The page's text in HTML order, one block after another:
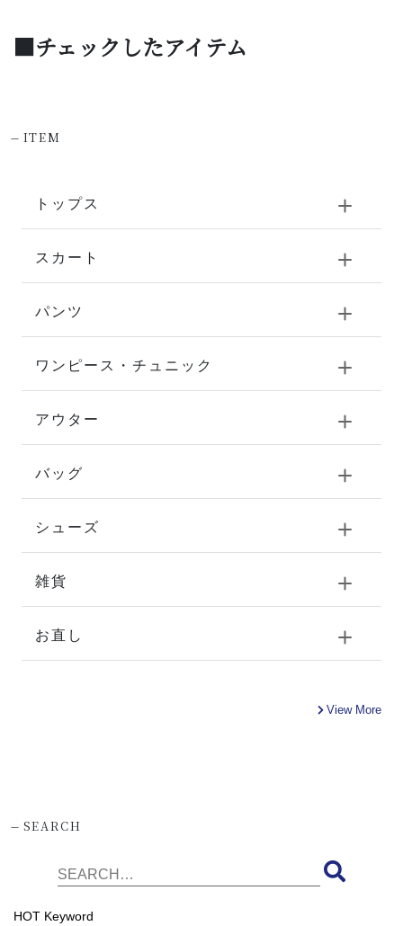
■チェックしたアイテム
-ITEM
トップス
スカート
パンツ
ワンピース・チュニック
アウター
バッグ
シューズ
雑貨
お直し
View More
-SEARCH
HOT Keyword